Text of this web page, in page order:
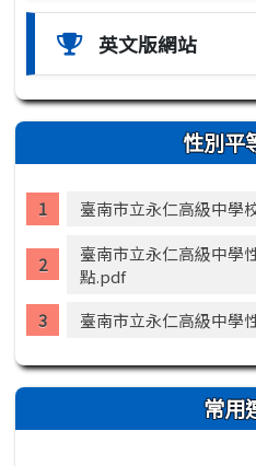
英文版網站
性別平
臺南市立永仁高級中學
臺南市立永仁高級中學
點.pdf
臺南市立永仁高級中學
常用